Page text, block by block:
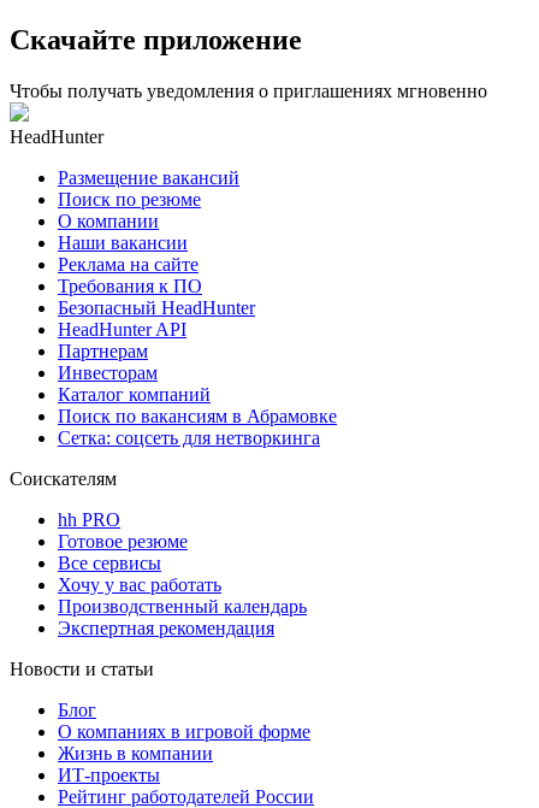
Скачайте приложение
Чтобы получать уведомления о приглашениях мгновенно
HeadHunter
Размещение вакансий
Поиск по резюме
О компании
Наши вакансии
Реклама на сайте
Требования к ПО
Безопасный HeadHunter
HeadHunter API
Партнерам
Инвесторам
Каталог компаний
Поиск по вакансиям в Абрамовке
Сетка: соцсеть для нетворкинга
Соискателям
hh PRO
Готовое резюме
Все сервисы
Хочу у вас работать
Производственный календарь
Экспертная рекомендация
Новости и статьи
Блог
О компаниях в игровой форме
Жизнь в компании
ИТ-проекты
Рейтинг работодателей России